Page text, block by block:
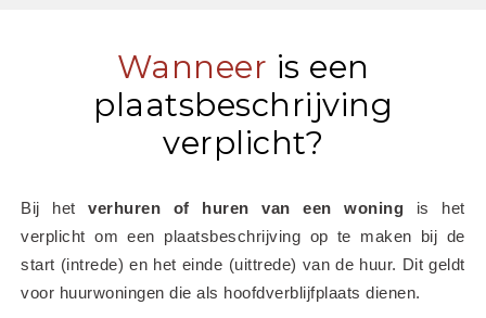
Wanneer is een
plaatsbeschrijving
verplicht?
Bij het verhuren of huren van een woning is het
verplicht om een plaatsbeschrijving op te maken bij de
start (intrede) en het einde (uittrede) van de huur. Dit geldt
voor huurwoningen die als hoofdverblijfplaats dienen.